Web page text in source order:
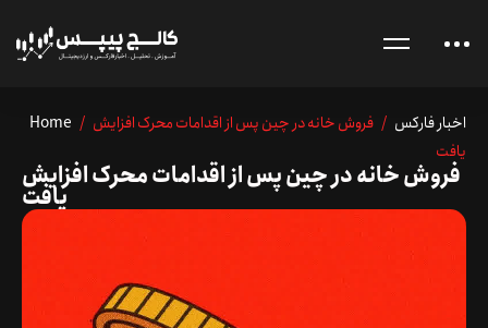
Home / اخبار فارکس / فروش خانه در چین پس از اقدامات محرک افزایش
یافت
فروش خانه در چین پس از اقدامات محرک افزایش
یافت